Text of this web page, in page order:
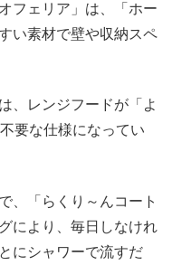
フェリア」は、「ホー
い素材で壁や収納スペ
、レンジフードが「よ
要な仕様になってい
、「らくり～んコート
により、毎日しなけれ
にシャワーで流すだ